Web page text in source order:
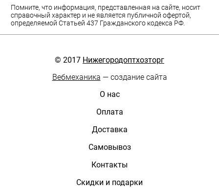
Помните, что информация, представленная на сайте, носит
справочный характер и не является публичной офертой,
определяемой Статьей 437 Гражданского кодекса РФ.
© 2017 Нижегородоптхозторг
Вебмеханика — создание сайта
О нас
Оплата
Доставка
Самовывоз
Контакты
Скидки и подарки